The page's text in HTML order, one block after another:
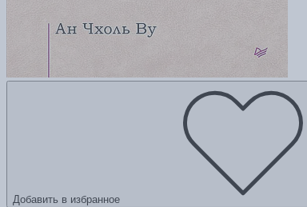
Добавить в избранное